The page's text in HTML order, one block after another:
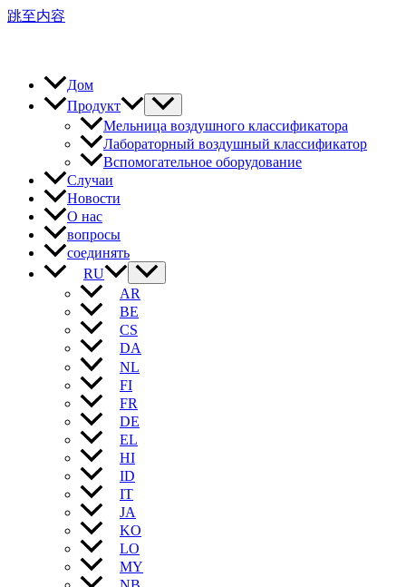
跳至内容
Дом
Продукт
Мельница воздушного классификатора
Лабораторный воздушный классификатор
Вспомогательное оборудование
Случаи
Новости
О нас
вопросы
соединять
RU
AR
BE
CS
DA
NL
FI
FR
DE
EL
HI
ID
IT
JA
KO
LO
MY